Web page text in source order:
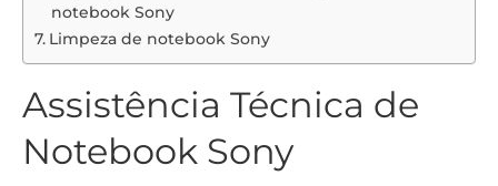
notebook Sony
Limpeza de notebook Sony
Assistência Técnica de
Notebook Sony